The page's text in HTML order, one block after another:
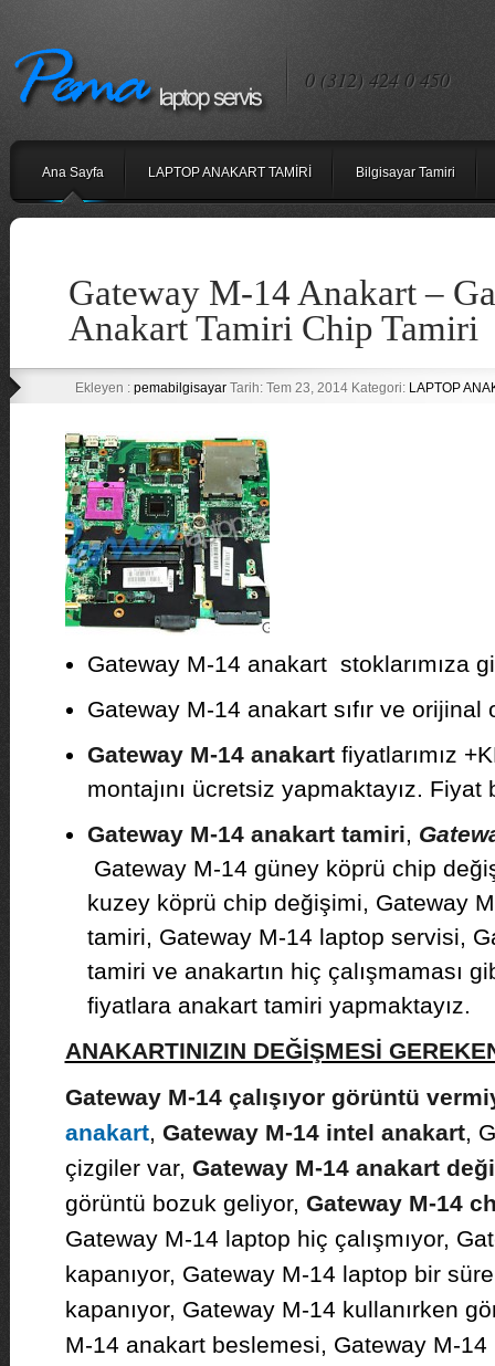
0 (312) 424 0 450
Ana Sayfa LAPTOP ANAKART TAMİRİ Bilgisayar Tamiri
Gateway M-14 Anakart –
Anakart Tamiri Chip Tamiri
Ekleyen : pemabilgisayarTarih: Tem 23, 2014 Kategori: LAPTOP
Gateway M-14 anakart stoklarımıza
Gateway M-14 anakart sıfır ve
Gateway M-14 anakartfiyatlarımız
montajını ücretsiz yapmaktayız. Fiyat
Gateway M-14 anakart tamiri,
Gateway M-14 güney köprü chip
kuzey köprü chip değişimi, Gateway
tamiri, Gateway M-14 laptop servisi,
tamiri ve anakartın hiç çalışmaması
fiyatlara anakart tamiri yapmaktayız.
ANAKARTINIZIN DEĞİŞMESİ
Gateway M-14 çalışıyor görüntü
anakart, Gateway M-14 intel anakart,
çizgiler var, Gateway M-14 anakart
görüntü bozuk geliyor, Gateway M-14
Gateway M-14 laptop hiç çalışmıyor,
kapanıyor, Gateway M-14 laptop bir
kapanıyor, Gateway M-14 kullanırken
M-14 anakart beslemesi, Gateway M-